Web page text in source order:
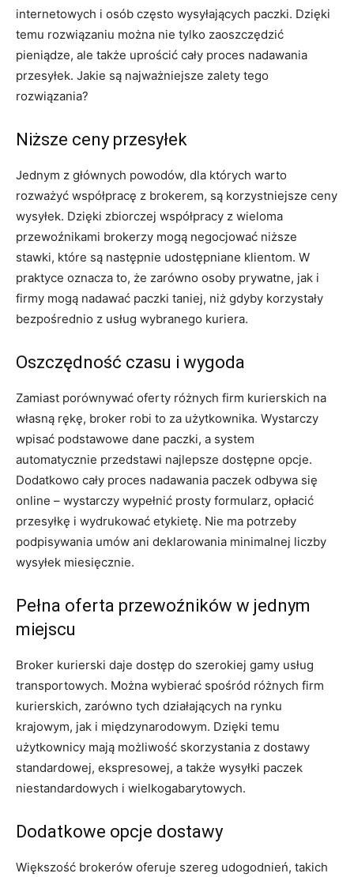
internetowych i osób często wysyłających paczki. Dzięki
temu rozwiązaniu można nie tylko zaoszczędzić
pieniądze, ale także uprościć cały proces nadawania
przesyłek. Jakie są najważniejsze zalety tego
rozwiązania?
Niższe ceny przesyłek
Jednym z głównych powodów, dla których warto
rozważyć współpracę z brokerem, są korzystniejsze ceny
wysyłek. Dzięki zbiorczej współpracy z wieloma
przewoźnikami brokerzy mogą negocjować niższe
stawki, które są następnie udostępniane klientom. W
praktyce oznacza to, że zarówno osoby prywatne, jak i
firmy mogą nadawać paczki taniej, niż gdyby korzystały
bezpośrednio z usług wybranego kuriera.
Oszczędność czasu i wygoda
Zamiast porównywać oferty różnych firm kurierskich na
własną rękę, broker robi to za użytkownika. Wystarczy
wpisać podstawowe dane paczki, a system
automatycznie przedstawi najlepsze dostępne opcje.
Dodatkowo cały proces nadawania paczek odbywa się
online – wystarczy wypełnić prosty formularz, opłacić
przesyłkę i wydrukować etykietę. Nie ma potrzeby
podpisywania umów ani deklarowania minimalnej liczby
wysyłek miesięcznie.
Pełna oferta przewoźników w jednym
miejscu
Broker kurierski daje dostęp do szerokiej gamy usług
transportowych. Można wybierać spośród różnych firm
kurierskich, zarówno tych działających na rynku
krajowym, jak i międzynarodowym. Dzięki temu
użytkownicy mają możliwość skorzystania z dostawy
standardowej, ekspresowej, a także wysyłki paczek
niestandardowych i wielkogabarytowych.
Dodatkowe opcje dostawy
Większość brokerów oferuje szereg udogodnień, takich